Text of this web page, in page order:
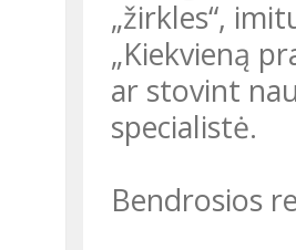
„žirkles“,
„Kiekvieną
ar stovint
specialistė.
Bendrosios